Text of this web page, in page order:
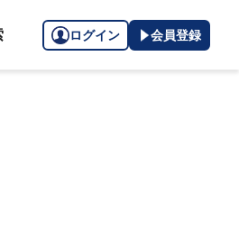
ログイン 会員登録